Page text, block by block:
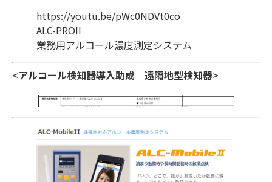
https://youtu.be/pWc0NDVt0co
ALC-PROII
業務用アルコール濃度測定システム
<アルコール検知器導入助成 遠隔地型検知器>